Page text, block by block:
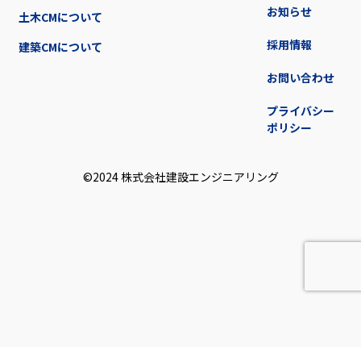
土木CMについて
建築CMについて
お知らせ
採用情報
お問い合わせ
プライバシー
ポリシー
©2024 株式会社建設エンジニアリング︎